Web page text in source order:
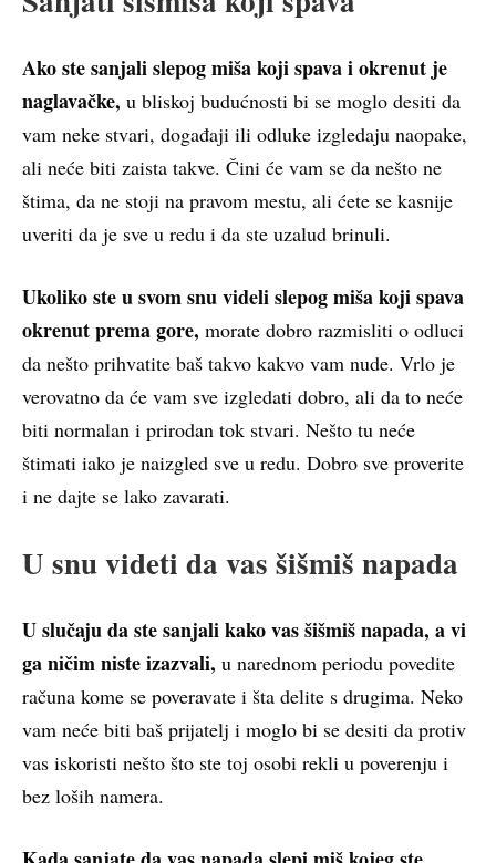
Ako ste sanjali slepog miša koji spava i okrenut je
naglavačke, u bliskoj budućnosti bi se moglo desiti da
vam neke stvari, događaji ili odluke izgledaju naopake,
ali neće biti zaista takve. Čini će vam se da nešto ne
štima, da ne stoji na pravom mestu, ali ćete se kasnije
uveriti da je sve u redu i da ste uzalud brinuli.
Ukoliko ste u svom snu videli slepog miša koji spava
okrenut prema gore, morate dobro razmisliti o odluci
da nešto prihvatite baš takvo kakvo vam nude. Vrlo je
verovatno da će vam sve izgledati dobro, ali da to neće
biti normalan i prirodan tok stvari. Nešto tu neće
štimati iako je naizgled sve u redu. Dobro sve proverite
i ne dajte se lako zavarati.
U snu videti da vas šišmiš napada
U slučaju da ste sanjali kako vas šišmiš napada, a vi
ga ničim niste izazvali, u narednom periodu povedite
računa kome se poveravate i šta delite s drugima. Neko
vam neće biti baš prijatelj i moglo bi se desiti da protiv
vas iskoristi nešto što ste toj osobi rekli u poverenju i
bez loših namera.